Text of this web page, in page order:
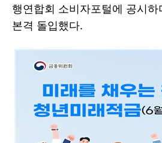
행연합회 소비자포털에 공시
본격 돌입했다.